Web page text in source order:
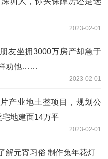
2023-02-01
友坐拥3000万房产却急于
劝他……
2023-02-01
产业地土整项目，规划公
宅地建面14万平
2023-02-01
解元宵习俗 制作兔年花灯